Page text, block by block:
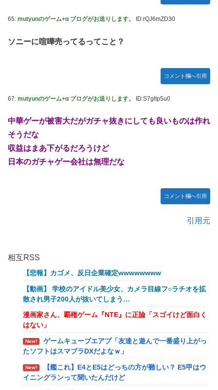
65: mutyunのゲーム+α ブログがお送りします。 ID:rQJ6mZD30
ソニーに喧嘩売ってるってこと？
コメント欄へ引用
67: mutyunのゲーム+α ブログがお送りします。 ID:S7gltp5u0
中華ゲーが被害大だがガチャ抜きにしても良いものは作れ
そうだな
収益はまあ下がるだろうけど
日本のガチャゲー会社は無理だな
コメント欄へ引用
引用元
相互RSS
【悲報】カゴメ、反日企業確定wwwwwwww
【動画】 学校のアイドル美少女、カメラ目線フ○ラチオを拡
散され男子200人が抜いてしまう…
漫画家さん、覇権ゲーム『NTE』に正論「スゴイけど面白く
はない」
New!
ゲームキューブエアプ「友達と遊んで一番盛り上がっ
たソフトはスマブラDXだよなｗ」
New!
【艦これ】E4とE5はどっちの方が難しい？ E5甲はウ
イニングランって聞いたんだけど